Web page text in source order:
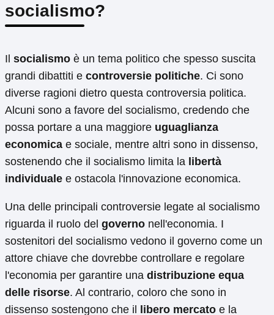
socialismo?
Il socialismo è un tema politico che spesso suscita
grandi dibattiti e controversie politiche. Ci sono
diverse ragioni dietro questa controversia politica.
Alcuni sono a favore del socialismo, credendo che
possa portare a una maggiore uguaglianza
economica e sociale, mentre altri sono in dissenso,
sostenendo che il socialismo limita la libertà
individuale e ostacola l'innovazione economica.
Una delle principali controversie legate al socialismo
riguarda il ruolo del governo nell'economia. I
sostenitori del socialismo vedono il governo come un
attore chiave che dovrebbe controllare e regolare
l'economia per garantire una distribuzione equa
delle risorse. Al contrario, coloro che sono in
dissenso sostengono che il libero mercato e la